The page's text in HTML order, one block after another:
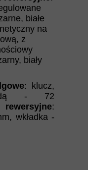
: klucz,
- 72
:
wkładka -
białe
na
z
biały